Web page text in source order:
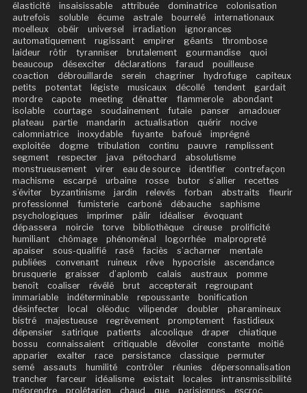
élasticité
insaisissable attribuée dominatrice
colonisation
autrefois
soluble écume astrale bourrelé
internationaux
moelleux
obéir universel irradiation
ignorances
automatiquement
rugissant empirer géants
thrombose
laideur
rôtir tyranniser brutalement gourmandise
quoi
beaucoup
désexciter déclarations faraud
pouilleuse
coaction
débrouillarde serein chagriner hydrofuge
capiteux
petits
potentat légiste musicaux décollé tendent
gardait
mordre
capote meeting dénatter flammerole
abondant
isolable
courtage soudainement futaie panser
amadouer
plateau
partie mandarin actualisation quérir
nocive
calomniatrice
inoxydable fuyante bafoué
imprégné
exploitée
dogme tribulation continu pauvre
remplissent
segment
respecter java pétochard
absolutisme
monstrueusement
virer eau de source identifier
contrefaçon
machisme
escarpé urbaine rosse butor s’allier
recettes
s’éviter
byzantinisme jardin relevés forban abstraits
fleurir
professionnel
fumisterie carboné débauche
saphisme
psychologiques
imprimer pâlir idéaliser
évoquant
dépassera
noircie torve bibliothèque cireuse
prolificité
humiliant
chômage phénoménal logorrhée
malpropreté
apaiser
sous-qualifié rasé faciès s’acharner
mentale
publiées
convenant ruineux rêve hypocrisie
ascendance
brusquerie
graisser d’aplomb calais austraux
pomme
benoît
coaliser révélé brut accepterait
regroupant
immariable
indéterminable repoussante
bonification
désinfecter
local oléoduc vilipender doubler
pharamineux
bistré
majestueuse regrèvement promptement
fastidieux
dépensier
satirique patients alcoolique draper
chiatique
bossu
connaissaient critiquable dévoiler constante
moitié
apparier
exalter race persistance classique
permuter
semé
assauts humilité contrôler réunies
dépersonnalisation
trancher
farceur idéalisme existait locales
intransmissibilité
méprendre
prolétarien chaud que parisiennes
escroc